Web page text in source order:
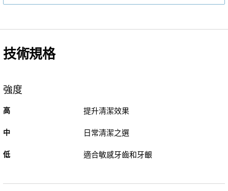
技術規格
強度
高 提升清潔效果
中 日常清潔之選
低 適合敏感牙齒和牙齦